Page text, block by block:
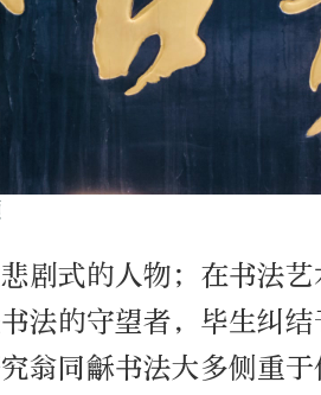
剧式的人物；在书法
法的守望者，毕生纠
翁同龢书法大多侧重